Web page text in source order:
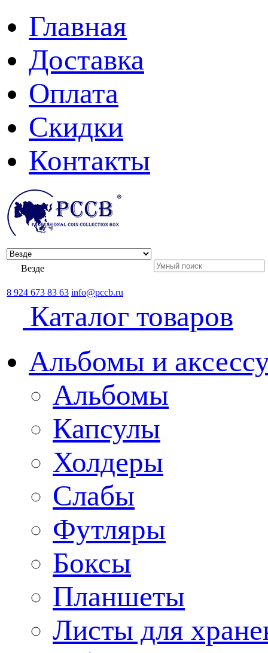
Главная
Доставка
Оплата
Скидки
Контакты
Везде
8 924 673 83 63 info@pccb.ru
Каталог товаров
Альбомы и
Альбомы
Капсулы
Холдеры
Слабы
Футляры
Боксы
Планшеты
Листы для